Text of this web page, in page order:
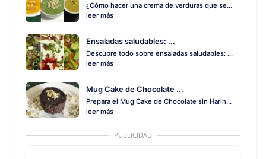
¿Cómo hacer una crema de verduras que se...
leer más
Ensaladas saludables: ...
Descubre todo sobre ensaladas saludables: ...
leer más
Mug Cake de Chocolate ...
Prepara el Mug Cake de Chocolate sin Harin...
leer más
PUBLICIDAD